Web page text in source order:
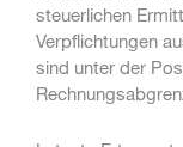
steuerlichen
Verpflichtungen
sind unter der